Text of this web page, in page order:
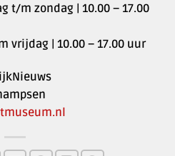
t/m zondag | 10.00 – 17.00
vrijdag | 10.00 – 17.00 uur